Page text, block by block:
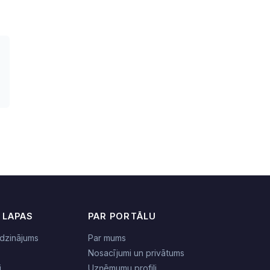
PAR PORTĀLU
Par mums
Nosacījumi un privātums